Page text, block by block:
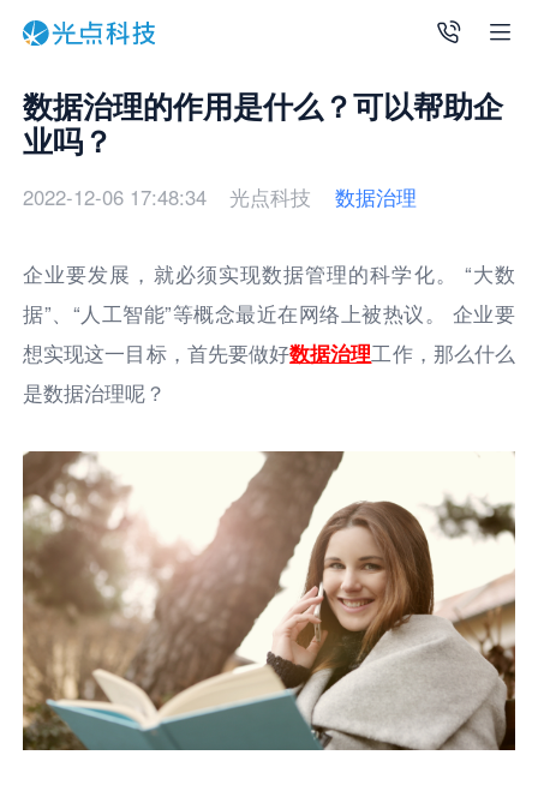
数据治理的作用是什么？可以帮助企
业吗？
2022-12-06 17:48:34 光点科技 数据治理
企业要发展，就必须实现数据管理的科学化。 “大数
据”、“人工智能”等概念最近在网络上被热议。 企业要
想实现这一目标，首先要做好数据治理工作，那么什么
是数据治理呢？